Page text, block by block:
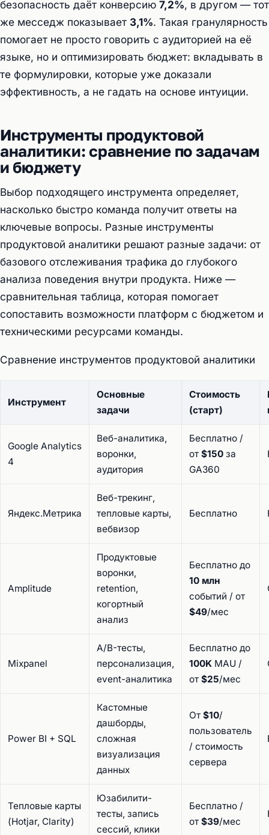
безопасность даёт конверсию 7,2%, в другом — тот
же месседж показывает 3,1%. Такая гранулярность
помогает не просто говорить с аудиторией на её
языке, но и оптимизировать бюджет: вкладывать в
те формулировки, которые уже доказали
эффективность, а не гадать на основе интуиции.
Инструменты продуктовой
аналитики: сравнение по задачам
и бюджету
Выбор подходящего инструмента определяет,
насколько быстро команда получит ответы на
ключевые вопросы. Разные инструменты
продуктовой аналитики решают разные задачи: от
базового отслеживания трафика до глубокого
анализа поведения внутри продукта. Ниже —
сравнительная таблица, которая помогает
сопоставить возможности платформ с бюджетом и
техническими ресурсами команды.
Сравнение инструментов продуктовой аналитики
Инструмент
Основные
задачи
Стоимость
(старт)
Google Analytics
4
Веб-аналитика,
воронки,
аудитория
Бесплатно /
от $150 за
GA360
Яндекс.Метрика
Веб-трекинг,
тепловые карты,
вебвизор
Бесплатно
Amplitude
Продуктовые
воронки,
retention,
когортный
анализ
Бесплатно до
10 млн
событий / от
$49/мес
Mixpanel
A/B-тесты,
персонализация,
event-аналитика
Бесплатно до
100K MAU /
от $25/мес
Power BI + SQL
Кастомные
дашборды,
сложная
визуализация
данных
От $10/
пользователь
/ стоимость
сервера
Тепловые карты
(Hotjar, Clarity)
Юзабилити-
тесты, запись
сессий, клики
Бесплатно /
от $39/мес